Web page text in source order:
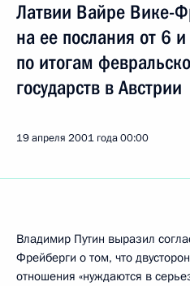
Латвии Вайре Вике-
на ее послания от 6
по итогам
государств в Австрии
19 апреля 2001 года00:00
Владимир Путин выразил
Фрейберги о том, что
отношения «нуждаются в